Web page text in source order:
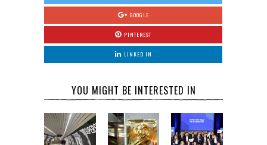
GOOGLE
PINTEREST
LINKED IN
YOU MIGHT BE INTERESTED IN